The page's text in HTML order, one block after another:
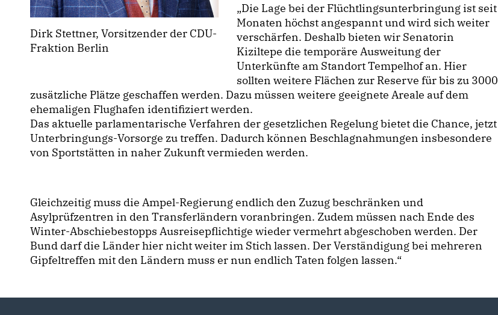
Dirk Stettner, Vorsitzender der CDU-
Fraktion Berlin
Die Lage bei der Flüchtlingsunterbringung ist seit
Monaten höchst angespannt und wird sich weiter
verschärfen. Deshalb bieten wir Senatorin
Kiziltepe die temporäre Ausweitung der
Unterkünfte am Standort Tempelhof an. Hier
sollten weitere Flächen zur Reserve für bis zu 3000
zusätzliche Plätze geschaffen werden. Dazu müssen weitere geeignete Areale auf dem
ehemaligen Flughafen identifiziert werden.
Das aktuelle parlamentarische Verfahren der gesetzlichen Regelung bietet die Chance, jetzt
Unterbringungs-Vorsorge zu treffen. Dadurch können Beschlagnahmungen insbesondere
von Sportstätten in naher Zukunft vermieden werden.
Gleichzeitig muss die Ampel-Regierung endlich den Zuzug beschränken und
Asylprüfzentren in den Transferländern voranbringen. Zudem müssen nach Ende des
Winter-Abschiebestopps Ausreisepflichtige wieder vermehrt abgeschoben werden. Der
Bund darf die Länder hier nicht weiter im Stich lassen. Der Verständigung bei mehreren
Gipfeltreffen mit den Ländern muss er nun endlich Taten folgen lassen.“